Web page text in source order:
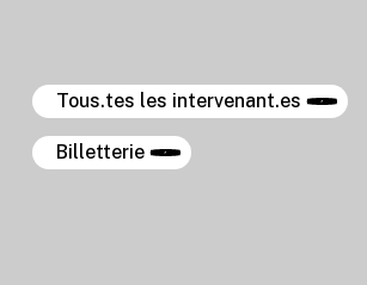
Tous.tes les intervenant.es
Billetterie